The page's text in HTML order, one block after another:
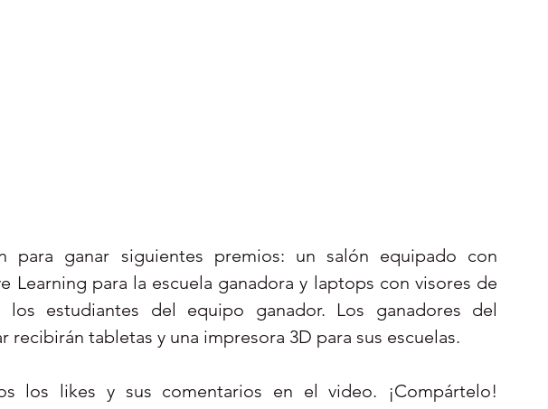
para ganar siguientes premios: un salón equipado con
Learning para la escuela ganadora y laptops con visores de
los estudiantes del equipo ganador. Los ganadores del
recibirán tabletas y una impresora 3D para sus escuelas.
los likes y sus comentarios en el video. ¡Compártelo!